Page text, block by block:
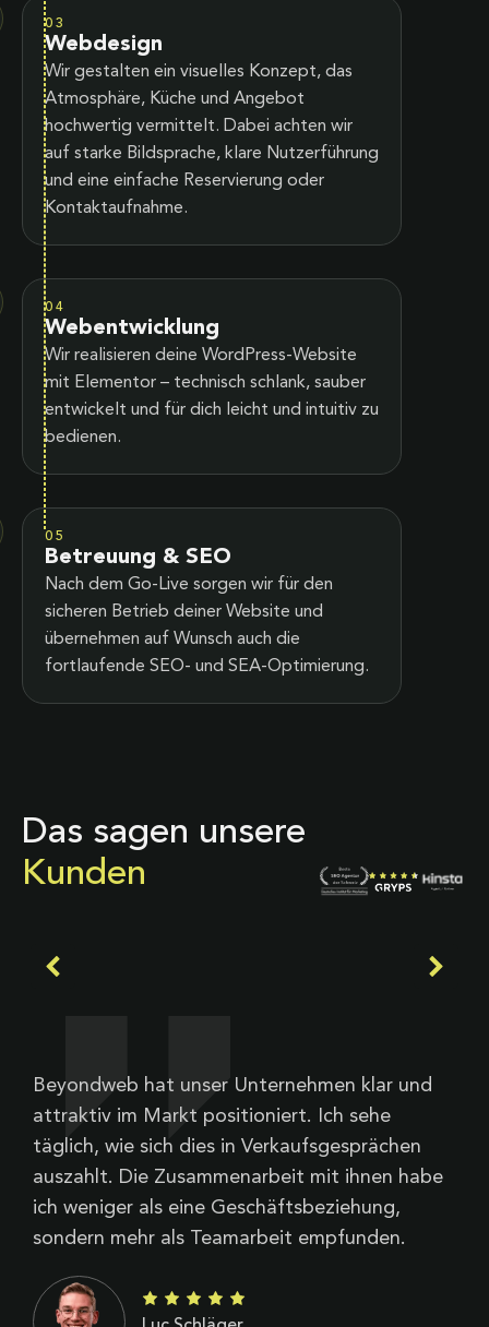
03
Webdesign
Wir gestalten ein visuelles Konzept, das
Atmosphäre, Küche und Angebot
hochwertig vermittelt. Dabei achten wir
auf starke Bildsprache, klare Nutzerführung
und eine einfache Reservierung oder
Kontaktaufnahme.
04
Webentwicklung
Wir realisieren deine WordPress-Website
mit Elementor – technisch schlank, sauber
entwickelt und für dich leicht und intuitiv zu
bedienen.
05
Betreuung & SEO
Nach dem Go-Live sorgen wir für den
sicheren Betrieb deiner Website und
übernehmen auf Wunsch auch die
fortlaufende SEO- und SEA-Optimierung.
Das sagen unsere
Kunden
Beyondweb hat unser Unternehmen klar und
attraktiv im Markt positioniert. Ich sehe
täglich, wie sich dies in Verkaufsgesprächen
auszahlt. Die Zusammenarbeit mit ihnen habe
ich weniger als eine Geschäftsbeziehung,
sondern mehr als Teamarbeit empfunden.